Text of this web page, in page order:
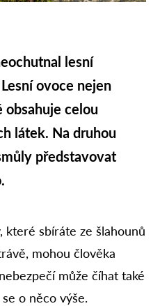
lesní
ovoce nejen
obsahuje celou
látek. Na druhou
představovat
které sbíráte ze šlahounů
mohou člověka
může číhat také
o něco výše.